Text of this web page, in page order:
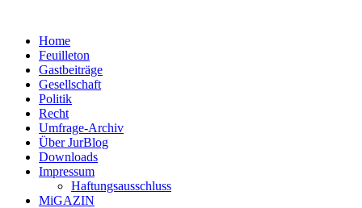
Home
Feuilleton
Gastbeiträge
Gesellschaft
Politik
Recht
Umfrage-Archiv
Über JurBlog
Downloads
Impressum
Haftungsausschluss
MiGAZIN